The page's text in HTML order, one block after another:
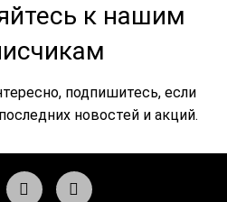
к нашим
подпишитесь, если
новостей и акций.